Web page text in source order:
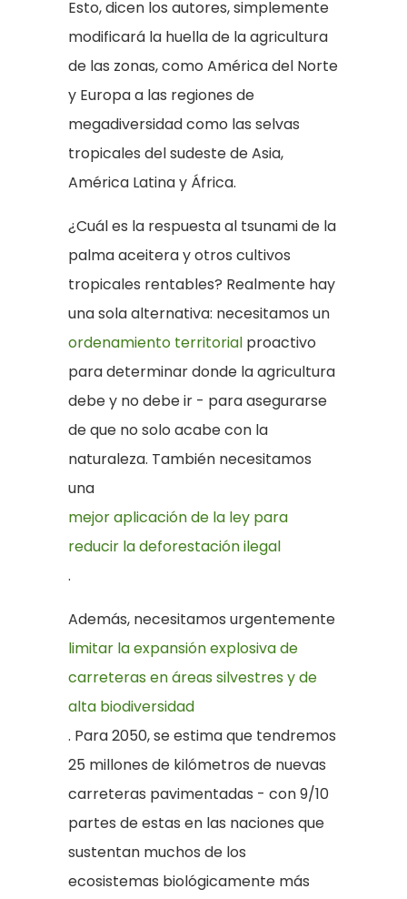
Esto, dicen los autores, simplemente
modificará la huella de la agricultura
de las zonas, como América del Norte
y Europa a las regiones de
megadiversidad como las selvas
tropicales del sudeste de Asia,
América Latina y África.
¿Cuál es la respuesta al tsunami de la
palma aceitera y otros cultivos
tropicales rentables? Realmente hay
una sola alternativa: necesitamos un
ordenamiento territorial proactivo
para determinar donde la agricultura
debe y no debe ir - para asegurarse
de que no solo acabe con la
naturaleza. También necesitamos
una
mejor aplicación de la ley para
reducir la deforestación ilegal
.
Además, necesitamos urgentemente
limitar la expansión explosiva de
carreteras en áreas silvestres y de
alta biodiversidad
. Para 2050, se estima que tendremos
25 millones de kilómetros de nuevas
carreteras pavimentadas - con 9/10
partes de estas en las naciones que
sustentan muchos de los
ecosistemas biológicamente más